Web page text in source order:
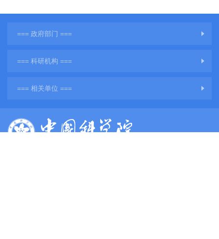
=== 政府部门 ===
=== 科研机构 ===
=== 相关单位 ===